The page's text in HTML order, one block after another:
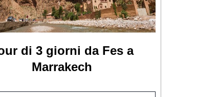
di 3 giorni da Fes a
Marrakech